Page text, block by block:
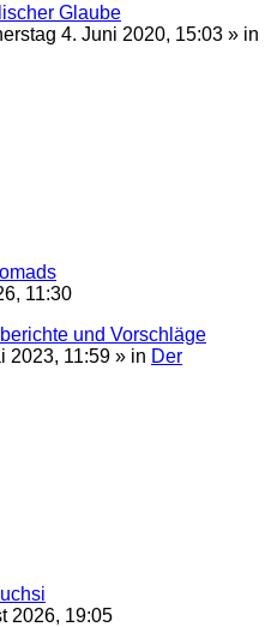
Glaube
4. Juni 2020, 15:03 » in
11:30
und Vorschläge
2023, 11:59 » in Der
2026, 19:05